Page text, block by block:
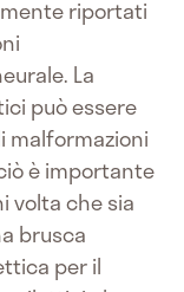
riportati
La
può essere
malformazioni
è importante
volta che sia
brusca
per il